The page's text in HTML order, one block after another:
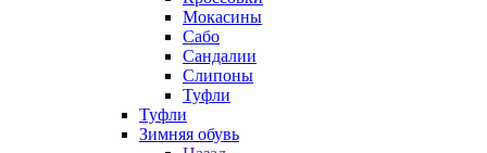
Мокасины
Сабо
Сандалии
Слипоны
Туфли
Туфли
Зимняя обувь